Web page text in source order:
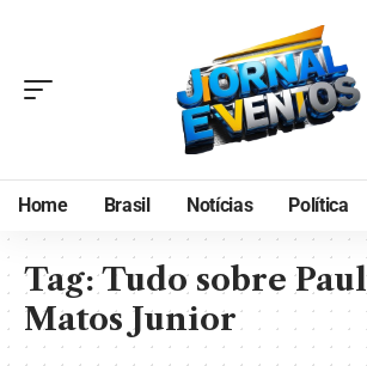
Home Brasil Notícias Política
Tag:Tudo sobre
Matos Junior